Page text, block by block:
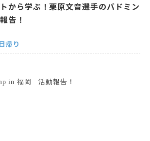
から学ぶ！栗原文音選手のバドミン
告！
日帰り